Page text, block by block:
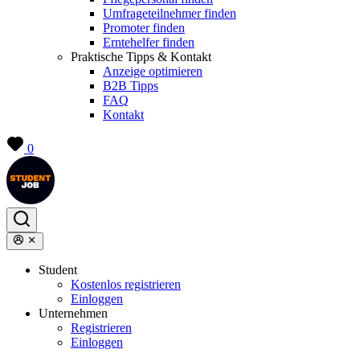
Umfrageteilnehmer finden
Promoter finden
Erntehelfer finden
Praktische Tipps & Kontakt
Anzeige optimieren
B2B Tipps
FAQ
Kontakt
0
Student
Kostenlos registrieren
Einloggen
Unternehmen
Registrieren
Einloggen